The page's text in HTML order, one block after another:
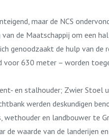
maar de NCS
de Maatschappij om een
genoodzaakt de hulp van de
630 meter – worden
en stalhouder; Zwier Stoel
werden deskundigen
en landbouwer te
waarde van de landerijen